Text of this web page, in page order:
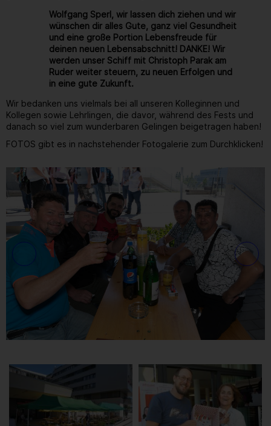
Wolfgang Sperl, wir lassen dich ziehen und wir
wünschen dir alles Gute, ganz viel Gesundheit
und eine große Portion Lebensfreude für
deinen neuen Lebensabschnitt! DANKE! Wir
werden unser Schiff mit Christoph Parak am
Ruder weiter steuern, zu neuen Erfolgen und
in eine gute Zukunft.
Wir bedanken uns vielmals bei all unseren Kolleginnen und
Kollegen sowie Lehrlingen, die davor, während des Fests und
danach so viel zum wunderbaren Gelingen beigetragen haben!
FOTOS gibt es in nachstehender Fotogalerie zum Durchklicken!
/ 264